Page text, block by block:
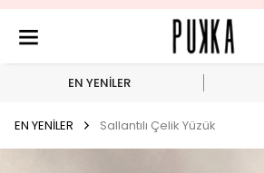
EN YENİLER
EN YENİLER Sallantılı Çelik Yüzük